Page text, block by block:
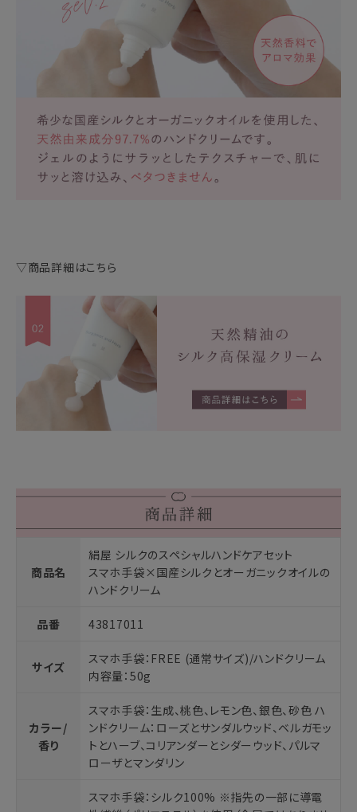
▽商品詳細はこちら
商品名
絹屋 シルクのスペシャルハンドケアセット
スマホ手袋×国産シルクとオーガニックオイルの
ハンドクリーム
品番 43817011
サイズ
スマホ手袋：FREE (通常サイズ)/ハンドクリーム
内容量：50g
カラー/
香り
スマホ手袋：生成、桃色、レモン色、銀色、砂色 ハ
ンドクリーム：ローズとサンダルウッド、ベルガモッ
トとハーブ、コリアンダーとシダーウッド、パルマ
ローザとマンダリン
スマホ手袋：シルク100% ※指先の一部に導電